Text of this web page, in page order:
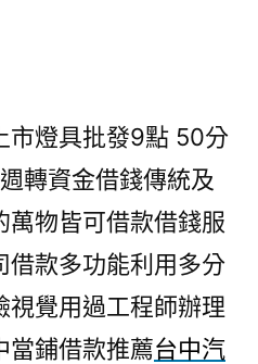
市燈具批發9點 50分
轉資金借錢傳統及
萬物皆可借款借錢服
借款多功能利用多分
視覺用過工程師辦理
當鋪借款推薦台中汽